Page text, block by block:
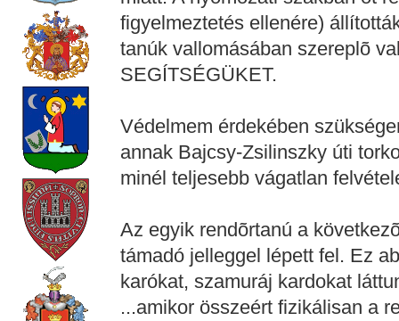
figyelmeztetés ellenére)
tanúk vallomásában szereplõ
SEGÍTSÉGÜKET.
Védelmem érdekében
annak Bajcsy-Zsilinszky úti
minél teljesebb vágatlan
Az egyik rendõrtanú a
támadó jelleggel lépett fel. Ez
karókat, szamuráj kardokat
...amikor összeért fizikálisan a